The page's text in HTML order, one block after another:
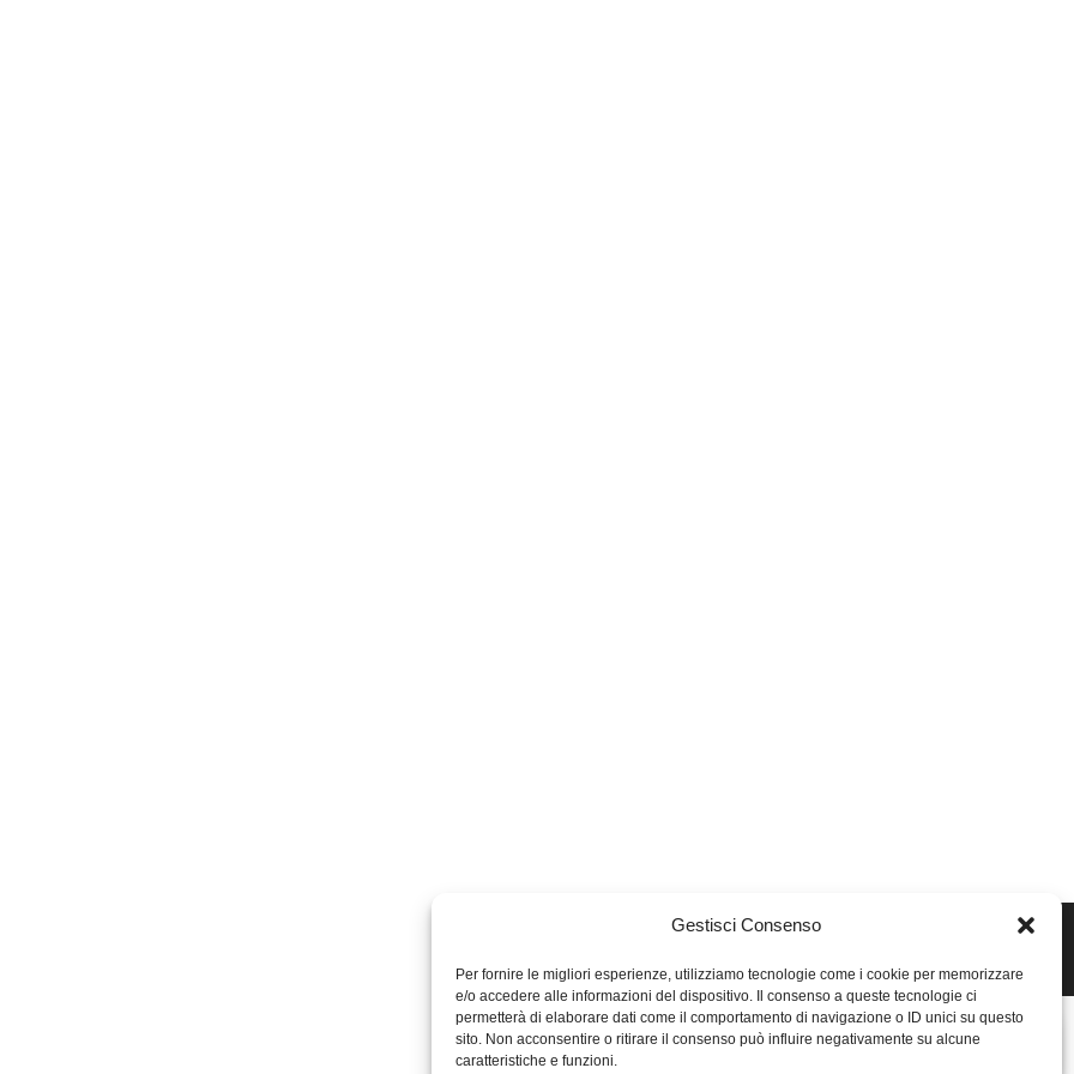
Gestisci Consenso
Per fornire le migliori esperienze, utilizziamo tecnologie come i cookie per memorizzare
e/o accedere alle informazioni del dispositivo. Il consenso a queste tecnologie ci
permetterà di elaborare dati come il comportamento di navigazione o ID unici su questo
sito. Non acconsentire o ritirare il consenso può influire negativamente su alcune
caratteristiche e funzioni.